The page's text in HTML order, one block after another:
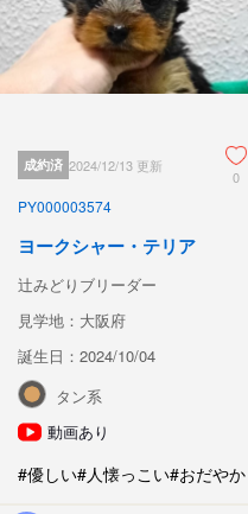
成約済 2024/12/13 更新
0
PY000003574
ヨークシャー・テリア
辻みどりブリーダー
見学地：大阪府
誕生日：2024/10/04
タン系
動画あり
#優しい#人懐っこい#おだやか